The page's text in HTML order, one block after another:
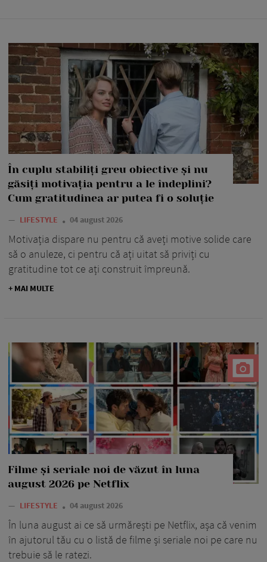
În cuplu stabiliți greu obiective și nu
găsiți motivația pentru a le îndeplini?
Cum gratitudinea ar putea fi o soluție
— LIFESTYLE 04 august 2026
Motivația dispare nu pentru că aveți motive solide care
să o anuleze, ci pentru că ați uitat să priviți cu
gratitudine tot ce ați construit împreună.
+ MAI MULTE
Filme și seriale noi de văzut în luna
august 2026 pe Netflix
— LIFESTYLE 04 august 2026
În luna august ai ce să urmărești pe Netflix, așa că venim
în ajutorul tău cu o listă de filme și seriale noi pe care nu
trebuie să le ratezi.